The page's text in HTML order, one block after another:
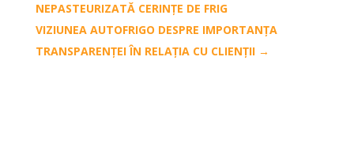
NEPASTEURIZATĂ CERINȚE DE FRIG
VIZIUNEA AUTOFRIGO DESPRE IMPORTANȚA
TRANSPARENȚEI ÎN RELAȚIA CU CLIENȚII→